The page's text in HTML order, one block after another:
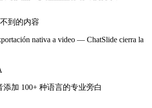
到的内容
nativa a video — ChatSlide cierra la
加 100+ 种语言的专业旁白